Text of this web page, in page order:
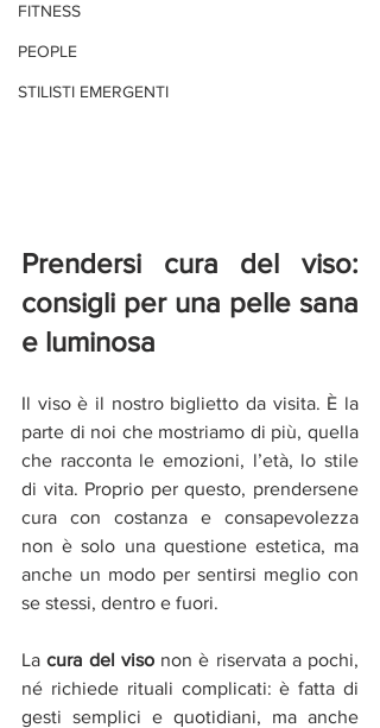
FITNESS
PEOPLE
STILISTI EMERGENTI
Prendersi cura del viso:
consigli per una pelle sana
e luminosa
Il viso è il nostro biglietto da visita. È la
parte di noi che mostriamo di più, quella
che racconta le emozioni, l’età, lo stile
di vita. Proprio per questo, prendersene
cura con costanza e consapevolezza
non è solo una questione estetica, ma
anche un modo per sentirsi meglio con
se stessi, dentro e fuori.
La cura del viso non è riservata a pochi,
né richiede rituali complicati: è fatta di
gesti semplici e quotidiani, ma anche